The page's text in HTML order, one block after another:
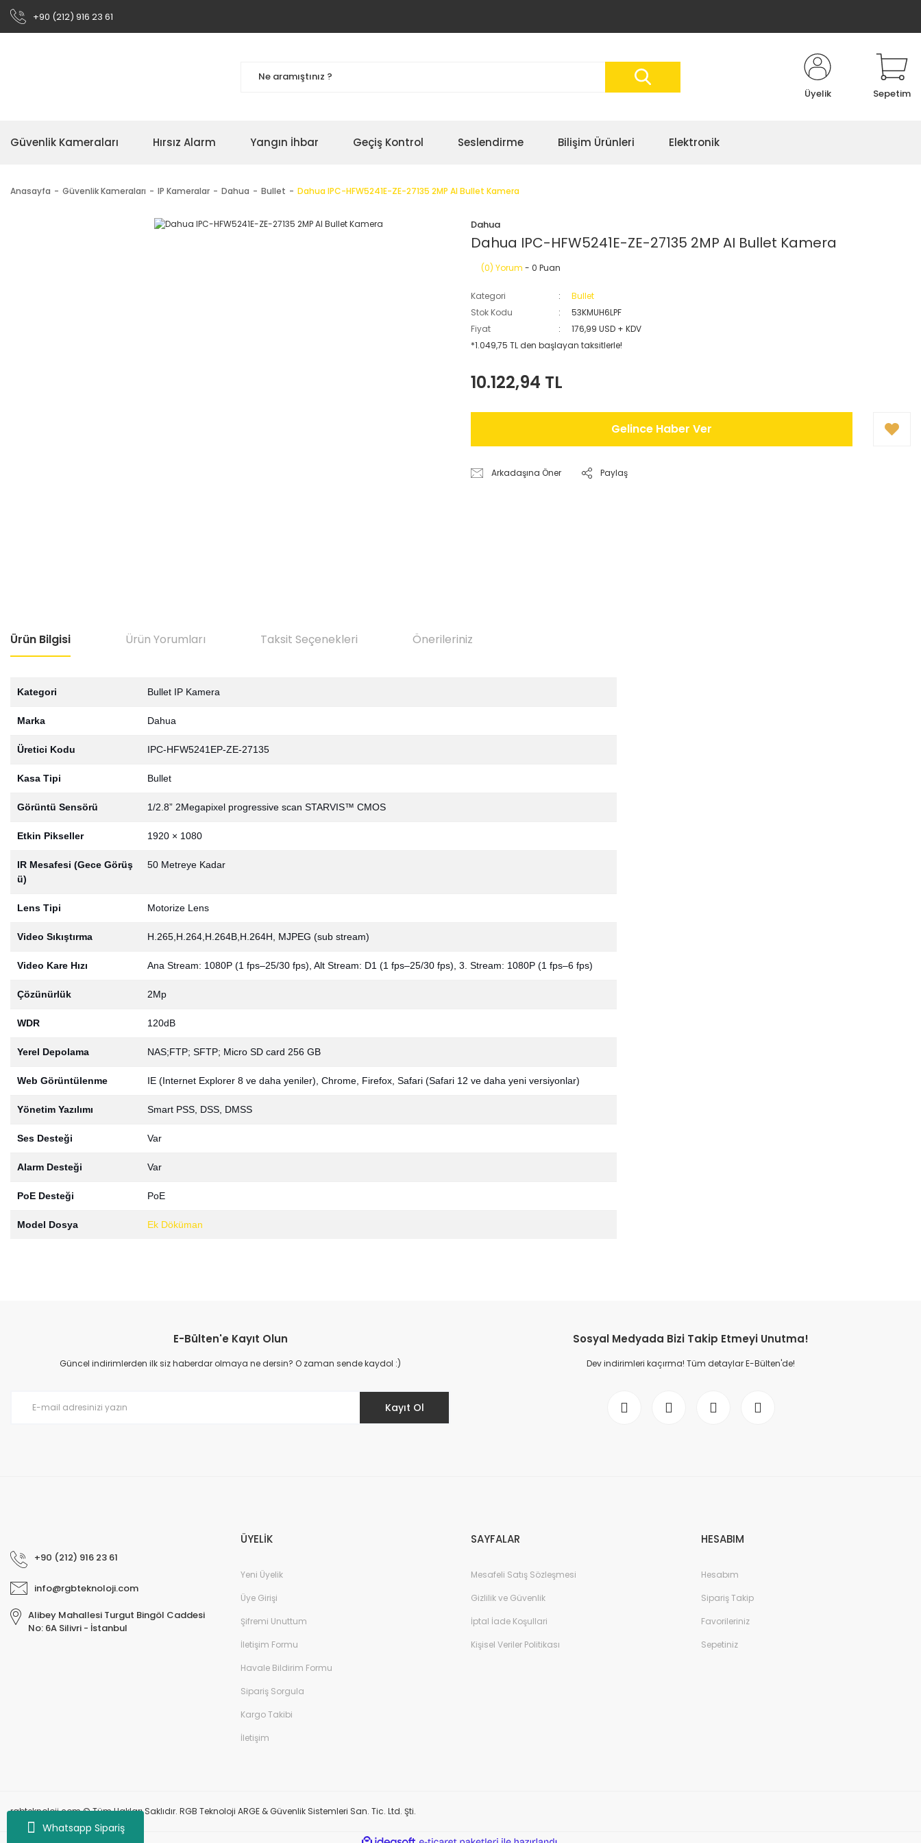
Whatsapp Sipariş
+90 (212) 916 23 61
Üyelik Sepetim
Güvenlik Kameraları Hırsız Alarm Yangın İhbar Geçiş Kontrol Seslendirme Bilişim Ürünleri Elektronik
Anasayfa Güvenlik Kameraları IP Kameralar Dahua Bullet Dahua IPC-HFW5241E-ZE-27135 2MP AI Bullet Kamera
Dahua
Dahua IPC-HFW5241E-ZE-27135 2MP AI Bullet Kamera
(0) Yorum - 0 Puan
Kategori
Bullet
Stok Kodu
53KMUH6LPF
Fiyat
176,99 USD + KDV
*1.049,75 TL den başlayan taksitlerle!
10.122,94 TL
Gelince Haber Ver
Arkadaşına Öner Paylaş
Ürün Bilgisi Ürün Yorumları Taksit Seçenekleri Önerileriniz
Kategori Bullet IP Kamera
Marka Dahua
Üretici Kodu IPC-HFW5241EP-ZE-27135
Kasa Tipi Bullet
Görüntü Sensörü 1/2.8” 2Megapixel progressive scan STARVIS™ CMOS
Etkin Pikseller 1920 × 1080
IR Mesafesi (Gece Görüş
ü)
50 Metreye Kadar
Lens Tipi Motorize Lens
Video Sıkıştırma H.265,H.264,H.264B,H.264H, MJPEG (sub stream)
Video Kare Hızı Ana Stream: 1080P (1 fps–25/30 fps), Alt Stream: D1 (1 fps–25/30 fps), 3. Stream: 1080P (1 fps–6 fps)
Çözünürlük 2Mp
WDR 120dB
Yerel Depolama NAS;FTP; SFTP; Micro SD card 256 GB
Web Görüntülenme IE (Internet Explorer 8 ve daha yeniler), Chrome, Firefox, Safari (Safari 12 ve daha yeni versiyonlar)
Yönetim Yazılımı Smart PSS, DSS, DMSS
Ses Desteği Var
Alarm Desteği Var
PoE Desteği PoE
Model Dosya Ek Döküman
Ürün resmi kalitesiz, bozuk veya görüntülenemiyor.
Ürün açıklamasında eksik bilgiler bulunuyor.
E-Bülten'e Kayıt Olun
Güncel indirimlerden ilk siz haberdar olmaya ne dersin? O zaman sende kaydol :)
Kayıt Ol
Sosyal Medyada Bizi Takip Etmeyi Unutma!
Dev indirimleri kaçırma! Tüm detaylar E-Bülten'de!
+90 (212) 916 23 61
info@rgbteknoloji.com
Alibey Mahallesi Turgut Bingöl Caddesi
No: 6A Silivri - İstanbul
ÜYELİK
Yeni Üyelik
Üye Girişi
Şifremi Unuttum
İletişim Formu
Havale Bildirim Formu
Sipariş Sorgula
Kargo Takibi
İletişim
SAYFALAR
Mesafeli Satış Sözleşmesi
Gizlilik ve Güvenlik
İptal İade Koşullari
Kişisel Veriler Politikası
HESABIM
Hesabım
Sipariş Takip
Favorileriniz
Sepetiniz
rgbteknoloji.com © Tüm Hakları Saklıdır. RGB Teknoloji ARGE & Güvenlik Sistemleri San. Tic. Ltd. Şti.